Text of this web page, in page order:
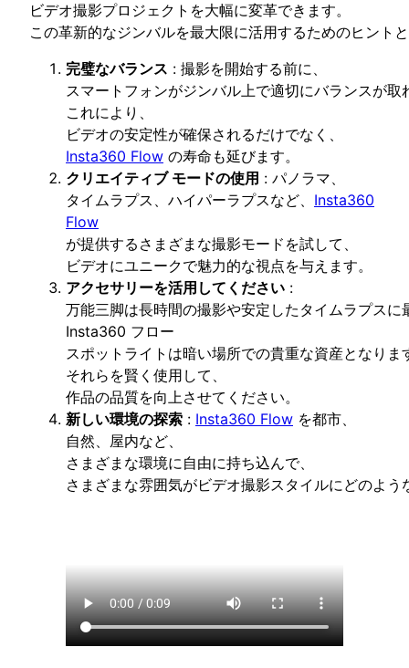
ビデオ撮影プロジェクトを大幅に変革できます。
この革新的なジンバルを最大限に活用するためのヒント
完璧なバランス : 撮影を開始する前に、
スマートフォンがジンバル上で適切にバランスが
これにより、
ビデオの安定性が確保されるだけでなく、
Insta360 Flow の寿命も延びます。
クリエイティブ モードの使用 : パノラマ、
タイムラプス、ハイパーラプスなど、 Insta360
Flow
が提供するさまざまな撮影モードを試して、
ビデオにユニークで魅力的な視点を与えます。
アクセサリーを活用してください :
万能三脚は長時間の撮影や安定したタイムラプスに
Insta360 フロー
スポットライトは暗い場所での貴重な資産となりま
それらを賢く使用して、
作品の品質を向上させてください。
新しい環境の探索 : Insta360 Flow を都市、
自然、屋内など、
さまざまな環境に自由に持ち込んで、
さまざまな雰囲気がビデオ撮影スタイルにどのよ